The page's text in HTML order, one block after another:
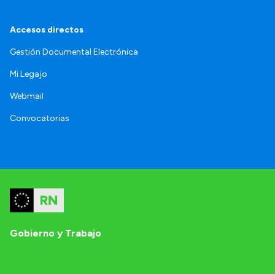
Accesos directos
Gestión Documental Electrónica
Mi Legajo
Webmail
Convocatorias
Gobierno y Trabajo